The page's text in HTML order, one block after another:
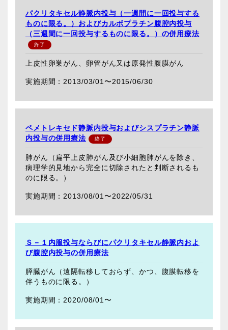
パクリタキセル静脈内投与（一週間に一回投与する
ものに限る。）およびカルボプラチン腹腔内投与
（三週間に一回投与するものに限る。）の併用療法
上皮性卵巣がん、卵管がん又は原発性腹膜がん
2013/03/01〜2015/06/30
ペメトレキセド静脈内投与およびシスプラチン静脈
内投与の併用療法
肺がん（扁平上皮肺がん及び小細胞肺がんを除き、
病理学的見地から完全に切除されたと判断されるも
のに限る。）
2013/08/01〜2022/05/31
Ｓ－１内服投与ならびにパクリタキセル静脈内およ
び腹腔内投与の併用療法
膵臓がん（遠隔転移しておらず、かつ、腹膜転移を
伴うものに限る。）
2020/08/01〜